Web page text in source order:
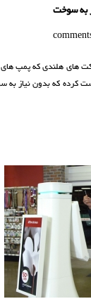
به سوخت
های هلندی که پمپ
کرده که بدون نیاز به